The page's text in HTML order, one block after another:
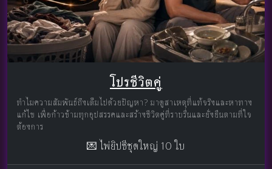
โปรชีวิตคู่
ทำไมความสัมพันธ์ถึงเต็มไปด้วยปัญหา? มาดูสาเหตุที่แท้จริงและหาทาง
แก้ไข เพื่อก้าวข้ามทุกอุปสรรคและสร้างชีวิตคู่ที่ราบรื่นและยั่งยืนตามที่ใจ
ต้องการ
💌 ไพ่ยิปซีชุดใหญ่ 10 ใบ